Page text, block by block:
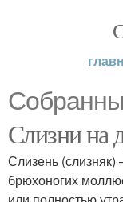
Слизни на
Слизень
брюхоногих